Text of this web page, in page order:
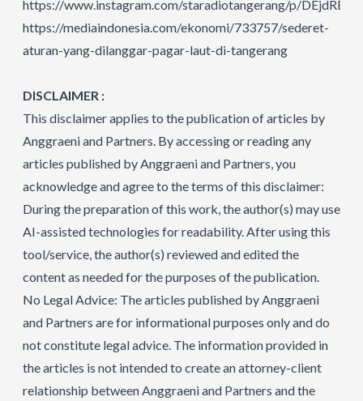
https://www.instagram.com/staradiotangerang/p/
https://mediaindonesia.com/ekonomi/733757/sederet-
aturan-yang-dilanggar-pagar-laut-di-tangerang
DISCLAIMER :
This disclaimer applies to the publication of articles by
Anggraeni and Partners. By accessing or reading any
articles published by Anggraeni and Partners, you
acknowledge and agree to the terms of this disclaimer:
During the preparation of this work, the author(s) may use
AI-assisted technologies for readability. After using this
tool/service, the author(s) reviewed and edited the
content as needed for the purposes of the publication.
No Legal Advice: The articles published by Anggraeni
and Partners are for informational purposes only and do
not constitute legal advice. The information provided in
the articles is not intended to create an attorney-client
relationship between Anggraeni and Partners and the